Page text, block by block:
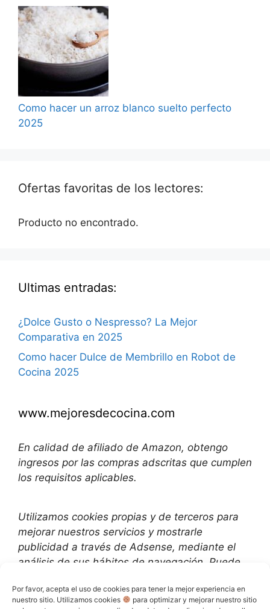
Por favor, acepta el uso de cookies para tener la mejor experiencia en
nuestro sitio. Utilizamos cookies
para optimizar y mejorar nuestro sitio
Como hacer un arroz blanco suelto perfecto
2025
Ofertas favoritas de los lectores:
Producto no encontrado.
Ultimas entradas:
¿Dolce Gusto o Nespresso? La Mejor
Comparativa en 2025
Como hacer Dulce de Membrillo en Robot de
Cocina 2025
www.mejoresdecocina.com
En calidad de afiliado de Amazon, obtengo
ingresos por las compras adscritas que cumplen
los requisitos aplicables.
Utilizamos cookies propias y de terceros para
mejorar nuestros servicios y mostrarle
publicidad a través de Adsense, mediante el
análisis de sus hábitos de navegación. Puede
información aquí: